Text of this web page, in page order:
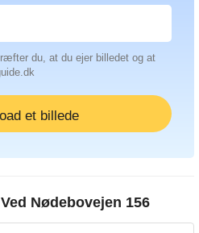
du, at du ejer billedet og at
et billede
Nødebovejen 156